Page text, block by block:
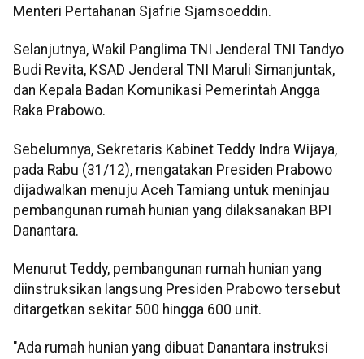
Menteri Pertahanan Sjafrie Sjamsoeddin.
Selanjutnya, Wakil Panglima TNI Jenderal TNI Tandyo
Budi Revita, KSAD Jenderal TNI Maruli Simanjuntak,
dan Kepala Badan Komunikasi Pemerintah Angga
Raka Prabowo.
Sebelumnya, Sekretaris Kabinet Teddy Indra Wijaya,
pada Rabu (31/12), mengatakan Presiden Prabowo
dijadwalkan menuju Aceh Tamiang untuk meninjau
pembangunan rumah hunian yang dilaksanakan BPI
Danantara.
Menurut Teddy, pembangunan rumah hunian yang
diinstruksikan langsung Presiden Prabowo tersebut
ditargetkan sekitar 500 hingga 600 unit.
"Ada rumah hunian yang dibuat Danantara instruksi